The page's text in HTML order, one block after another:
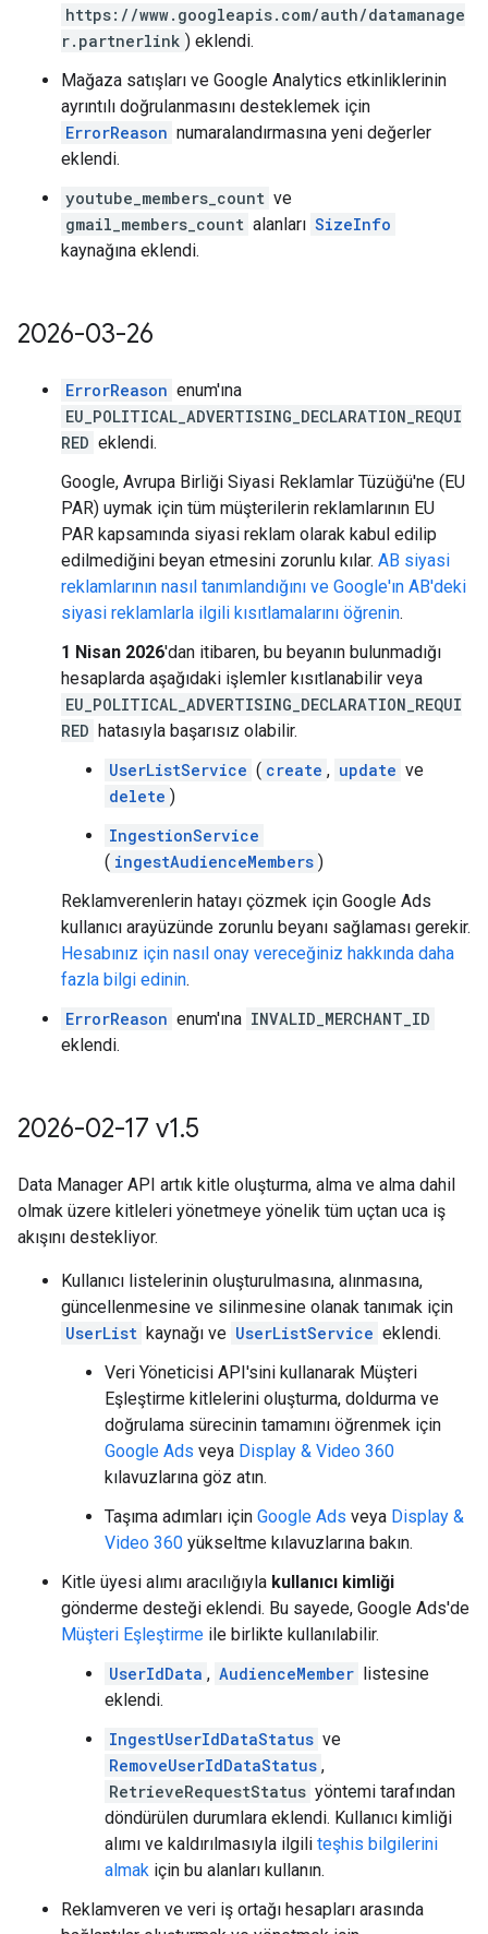
https://www.googleapis.com/auth/datamanage
r.partnerlink ) eklendi.
Mağaza satışları ve Google Analytics etkinliklerinin
ayrıntılı doğrulanmasını desteklemek için
ErrorReason numaralandırmasına yeni değerler
eklendi.
youtube_members_count ve
gmail_members_count alanları SizeInfo
kaynağına eklendi.
2026-03-26
ErrorReason enum'ına
EU_POLITICAL_ADVERTISING_DECLARATION_REQUI
RED eklendi.
Google, Avrupa Birliği Siyasi Reklamlar Tüzüğü'ne (EU
PAR) uymak için tüm müşterilerin reklamlarının EU
PAR kapsamında siyasi reklam olarak kabul edilip
edilmediğini beyan etmesini zorunlu kılar. AB siyasi
reklamlarının nasıl tanımlandığını ve Google'ın AB'deki
siyasi reklamlarla ilgili kısıtlamalarını öğrenin.
1 Nisan 2026'dan itibaren, bu beyanın bulunmadığı
hesaplarda aşağıdaki işlemler kısıtlanabilir veya
EU_POLITICAL_ADVERTISING_DECLARATION_REQUI
RED hatasıyla başarısız olabilir.
UserListService ( create , update ve
delete )
IngestionService
( ingestAudienceMembers )
Reklamverenlerin hatayı çözmek için Google Ads
kullanıcı arayüzünde zorunlu beyanı sağlaması gerekir.
Hesabınız için nasıl onay vereceğiniz hakkında daha
fazla bilgi edinin.
ErrorReason enum'ına INVALID_MERCHANT_ID
eklendi.
2026-02-17 v1.5
Data Manager API artık kitle oluşturma, alma ve alma dahil
olmak üzere kitleleri yönetmeye yönelik tüm uçtan uca iş
akışını destekliyor.
Kullanıcı listelerinin oluşturulmasına, alınmasına,
güncellenmesine ve silinmesine olanak tanımak için
UserList kaynağı ve UserListService eklendi.
Veri Yöneticisi API'sini kullanarak Müşteri
Eşleştirme kitlelerini oluşturma, doldurma ve
doğrulama sürecinin tamamını öğrenmek için
Google Ads veya Display & Video 360
kılavuzlarına göz atın.
Taşıma adımları için Google Ads veya Display &
Video 360 yükseltme kılavuzlarına bakın.
Kitle üyesi alımı aracılığıyla kullanıcı kimliği
gönderme desteği eklendi. Bu sayede, Google Ads'de
Müşteri Eşleştirme ile birlikte kullanılabilir.
UserIdData , AudienceMember listesine
eklendi.
IngestUserIdDataStatus ve
RemoveUserIdDataStatus ,
RetrieveRequestStatus yöntemi tarafından
döndürülen durumlara eklendi. Kullanıcı kimliği
alımı ve kaldırılmasıyla ilgili teşhis bilgilerini
almak için bu alanları kullanın.
Reklamveren ve veri iş ortağı hesapları arasında